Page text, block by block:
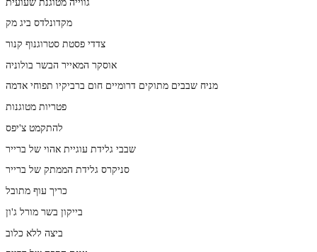
מקדונלדס ביג מק
צדדי פסטת סטרוגנוף קנור
אוסקר המאייר הבשר בולוניה
מניח שבבים מתוקים דרומיים חום ברביקיו תפוחי אדמה
פטריות מטוגנות
להתקמט צ'יפס
שבבי גלידת עוגיית אהוי של ברייר
סניקרס גלידת הממתק של ברייר
כריך עוף מתובל
בייקון בשר מורל ג'ון
ביצה ללא כלוב